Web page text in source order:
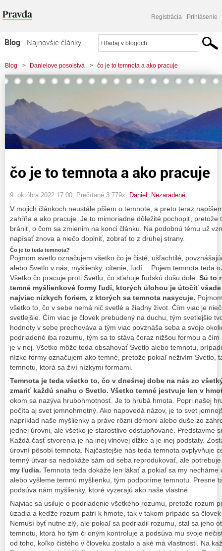
Registrácia Prihlásenie
Blog
Najnovšie články
Najčítanejšie články
Najkomentovanejšie články
Zoznam blogov
Komerčné blogy
Blog > Danielove posolstvá > čo je to temnota a ako pracuje
čo je to temnota a ako pracuje
9. októbra 2022 17:00 , Prečítané 3 779x, Daniel Nezaradené
V mojich článkoch neustále píšem o temnote, a preto teraz
zahŕňa a ako pracuje. Je to mimoriadne dôležité pochopiť, pretože
brániť, o čom sa zmienim na konci článku. Na podobnú tému už
napísať znova a niečo doplniť, zobrať to z druhej strany.
Čo je to teda temnota?
Pojmom svetlo označujem všetko čo je čisté, ušľachtilé,
alebo Svetlo v nás, myšlienky, cítenie, ľudí… Pojem temnota teda
Všetko čo pracuje proti Svetlu, čo sťahuje ľudskú dušu dole. Sú to
temné myšlienkové formy ľudí, ktorých úlohou je útočiť
najviac nízkych foriem, z ktorých sa temnota nasycuje.
všetko to, čo v sebe nemá nič svetlé a žiadny život. Čím viac je
svetlejšie. Čím viac je človek prebudený na duchu, tým svetlejšie
hodnoty v sebe prechováva a tým viac povznáša seba a svoje
podriadené iba rozumu, tým sa to stáva čoraz nižšou formou a
je v nej. Všetko môže teda obsahovať Svetlo alebo temnotu,
nízke formy označujem ako temné, pretože pokiaľ neživím Svetlo,
temnotu, ktorá sa živí nízkymi formami.
Temnota je teda všetko to, čo v dnešnej dobe na nás zo
zmariť každú snahu o Svetlo. Všetko temné jestvuje len v
okom sa nazýva hrubohmotnosť. Je to hrubá hmota. Popri našej
počíta aj svet jemnohmotný. Ako napovedá názov, je to svet
napríklad naše myšlienky a práve rôzni démoni alebo duše zo
jednej úrovni, ale všetko je starostlivo odstupňované. Predstavme
Každá časť stvorenia je na inej vlnovej dĺžke a je inej podstaty.
úrovní pôsobí temnota. Najčastejšie nás teda temnota ovplyvňuje
temný útvar sa nedokáže sám od seba reprodukovať, ale
my ľudia. Temnota teda dokáže len lákať a pokiaľ sa my necháme
alebo vyšleme temnú myšlienku, tým podporíme temnotu. Presne
podsúva nám myšlienky, ktoré vyzerajú ako naše vlastné.
Najviac sa usiluje o podriadenie všetkého rozumu, pretože rozum
úzadia a keďže rozum patrí k hmote, tak v takom prípade sa
Nemusí byť nutne zlý, ale pokiaľ sa podriadil rozumu, stal sa jeho
temnotu, ktorá ho tým či oným kontroluje a podsúva mu svoje
od toho, koľko čistého v človeku zostalo a aké má vlastnosti. Na